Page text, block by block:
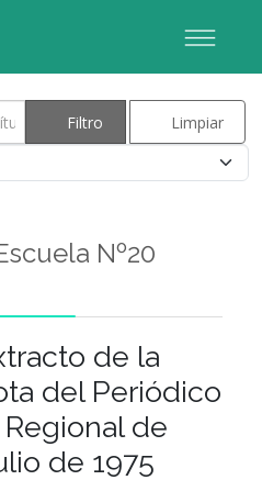
Filtro Limpiar
Nº20
de la
del Periódico
Regional de
de 1975